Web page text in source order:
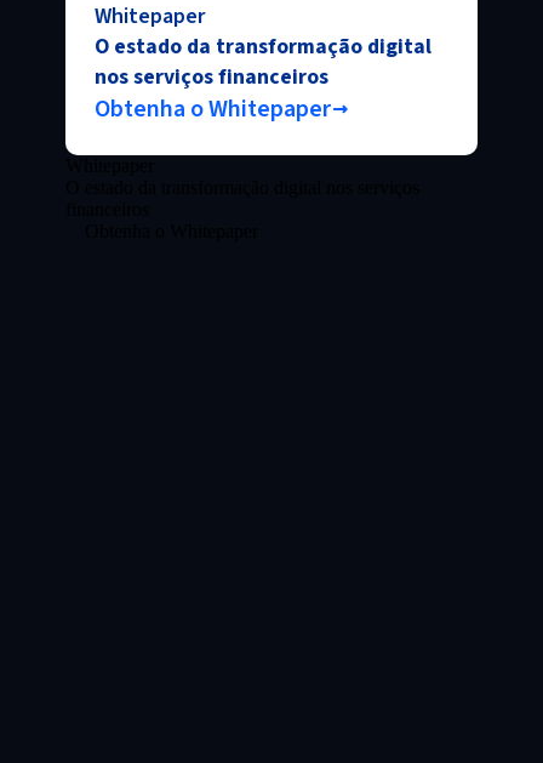
Whitepaper
O estado da transformação digital
nos serviços financeiros
Obtenha o Whitepaper